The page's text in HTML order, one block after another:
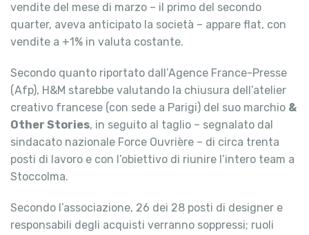
vendite del mese di marzo – il primo del secondo
quarter, aveva anticipato la società – appare flat, con
vendite a +1% in valuta costante.
Secondo quanto riportato dall’Agence France-Presse
(Afp), H&M starebbe valutando la chiusura dell’atelier
creativo francese (con sede a Parigi) del suo marchio &
Other Stories, in seguito al taglio – segnalato dal
sindacato nazionale Force Ouvrière – di circa trenta
posti di lavoro e con l’obiettivo di riunire l’intero team a
Stoccolma.
Secondo l’associazione, 26 dei 28 posti di designer e
responsabili degli acquisti verranno soppressi; ruoli